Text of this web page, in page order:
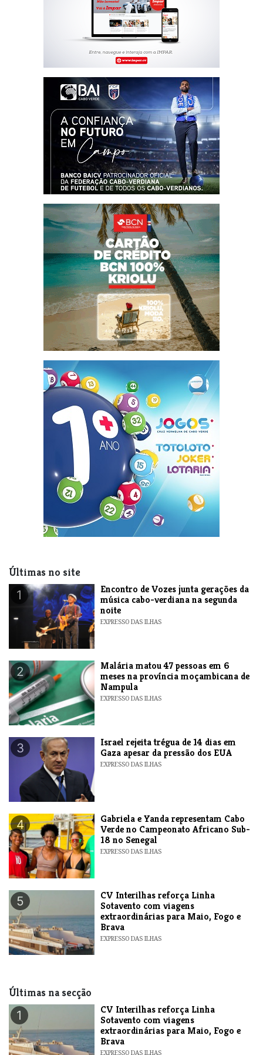
Últimas no site
1
Encontro de Vozes junta gerações da
música cabo-verdiana na segunda
noite
EXPRESSO DAS ILHAS
2
​Malária matou 47 pessoas em 6
meses na província moçambicana de
Nampula
EXPRESSO DAS ILHAS
3
​Israel rejeita trégua de 14 dias em
Gaza apesar da pressão dos EUA
EXPRESSO DAS ILHAS
4
Gabriela e Yanda representam Cabo
Verde no Campeonato Africano Sub-
18 no Senegal
EXPRESSO DAS ILHAS
5
​CV Interilhas reforça Linha
Sotavento com viagens
extraordinárias para Maio, Fogo e
Brava
EXPRESSO DAS ILHAS
Últimas na secção
1
​CV Interilhas reforça Linha
Sotavento com viagens
extraordinárias para Maio, Fogo e
Brava
EXPRESSO DAS ILHAS